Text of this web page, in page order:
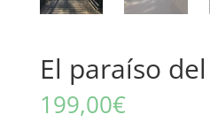
El paraíso
199,00€